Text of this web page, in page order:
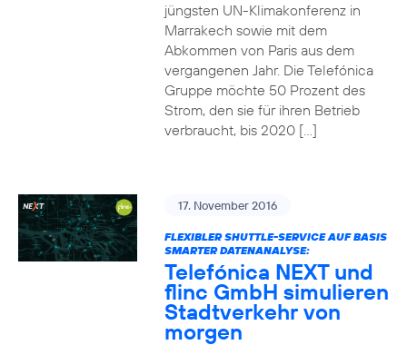
jüngsten UN-Klimakonferenz in
Marrakech sowie mit dem
Abkommen von Paris aus dem
vergangenen Jahr. Die Telefónica
Gruppe möchte 50 Prozent des
Strom, den sie für ihren Betrieb
verbraucht, bis 2020 […]
17. November 2016
FLEXIBLER SHUTTLE-SERVICE AUF BASIS
SMARTER DATENANALYSE:
Telefónica NEXT und
flinc GmbH simulieren
Stadtverkehr von
morgen